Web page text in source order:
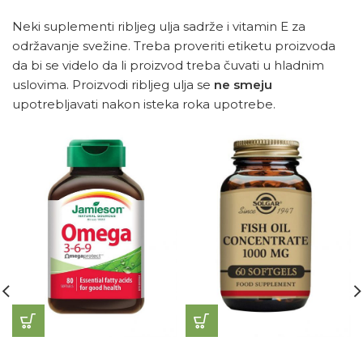
Neki suplementi ribljeg ulja sadrže i vitamin E za
održavanje svežine. Treba proveriti etiketu proizvoda
da bi se videlo da li proizvod treba čuvati u hladnim
uslovima. Proizvodi ribljeg ulja se ne smeju
upotrebljavati nakon isteka roka upotrebe.